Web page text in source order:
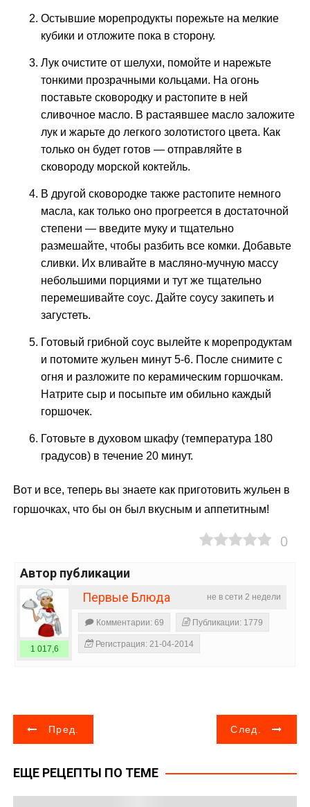
Остывшие морепродукты порежьте на мелкие
кубики и отложите пока в сторону.
Лук очистите от шелухи, помойте и нарежьте
тонкими прозрачными кольцами. На огонь
поставьте сковородку и растопите в ней
сливочное масло. В растаявшее масло заложите
лук и жарьте до легкого золотистого цвета. Как
только он будет готов — отправляйте в
сковороду морской коктейль.
В другой сковородке также растопите немного
масла, как только оно прогреется в достаточной
степени — введите муку и тщательно
размешайте, чтобы разбить все комки. Добавьте
сливки. Их вливайте в масляно-мучную массу
небольшими порциями и тут же тщательно
перемешивайте соус. Дайте соусу закипеть и
загустеть.
Готовый грибной соус вылейте к морепродуктам
и потомите жульен минут 5-6. После снимите с
огня и разложите по керамическим горшочкам.
Натрите сыр и посыпьте им обильно каждый
горшочек.
Готовьте в духовом шкафу (температура 180
градусов) в течение 20 минут.
Вот и все, теперь вы знаете как приготовить жульен в
горшочках, что бы он был вкусным и аппетитным!
0
Автор публикации
не в сети 2 недели
Первые Блюда
1 017,6
Комментарии: 69 Публикации: 1779
Регистрация: 21-04-2014
Н
в
Пред. След.
ЕЩЕ РЕЦЕПТЫ ПО ТЕМЕ